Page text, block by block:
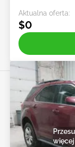
Aktualna oferta:
$0
więcej